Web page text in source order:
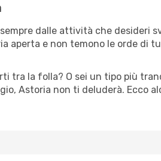
dalle attività che desideri
aperta e non temono le orde
tra la folla? O sei un tipo più
Astoria non ti deluderà. Ecco